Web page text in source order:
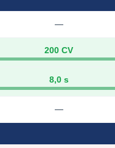
—
200 CV
8,0 s
—